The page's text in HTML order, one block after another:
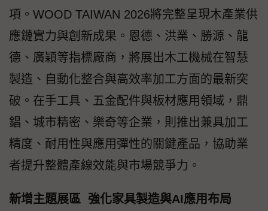
項。WOOD TAIWAN 2026將完整呈現木產業供
應鏈實力與創新成果。恩德、洪業、勝源、龍
德、廣穎等指標廠商，將展出木工機械在智慧
製造、自動化整合與高效率加工方面的最新突
破。在手工具、五金配件與板材應用領域，鼎
錩、城市精密、樂奇等企業，則推出兼具加工
精度、耐用性與應用彈性的關鍵產品，協助業
者提升整體產線效能與市場競爭力。
新增主題展區 強化家具製造與AI應用布局